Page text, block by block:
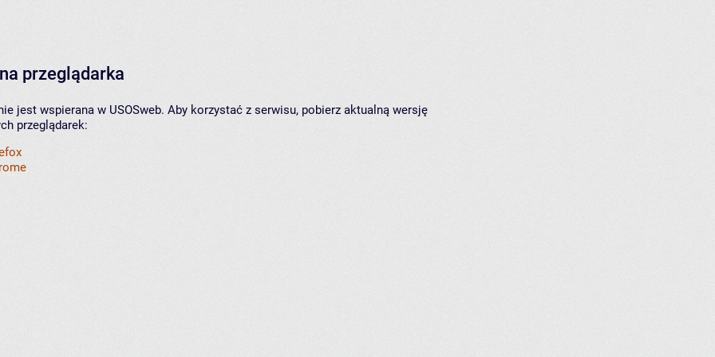
przeglądarka
jest wspierana w USOSweb. Aby korzystać z serwisu, pobierz aktualną wersję
przeglądarek: